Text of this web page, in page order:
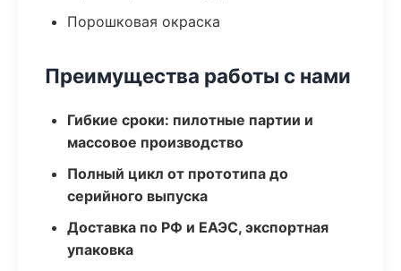
Порошковая окраска
Преимущества работы с нами
Гибкие сроки: пилотные партии и
массовое производство
Полный цикл от прототипа до
серийного выпуска
Доставка по РФ и ЕАЭС, экспортная
упаковка